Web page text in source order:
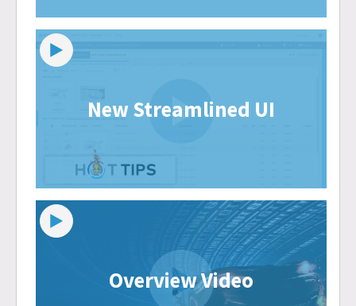
New Streamlined UI
Overview Video